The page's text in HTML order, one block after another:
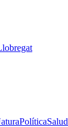
PolíticaSalud